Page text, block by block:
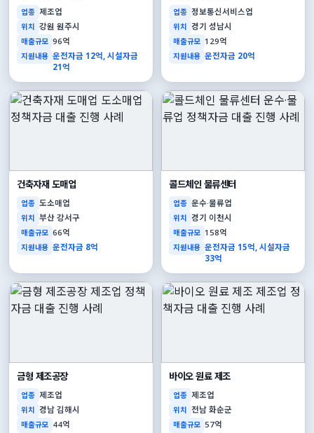
업종 제조업
위치 강원 원주시
매출규모 96억
지원내용 운전자금 12억, 시설자금
21억
업종 정보통신서비스업
위치 경기 성남시
매출규모 129억
지원내용 운전자금 20억
건축자재 도매업
업종 도소매업
위치 부산 강서구
매출규모 66억
지원내용 운전자금 8억
콜드체인 물류센터
업종 운수·물류업
위치 경기 이천시
매출규모 158억
지원내용 운전자금 15억, 시설자금
33억
금형 제조공장
업종 제조업
위치 경남 김해시
매출규모 44억
바이오 원료 제조
업종 제조업
위치 전남 화순군
매출규모 57억